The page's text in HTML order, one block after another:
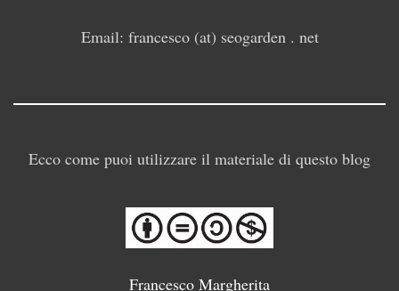
Email: francesco (at) seogarden . net
Ecco come puoi utilizzare il materiale di questo blog
Francesco Margherita